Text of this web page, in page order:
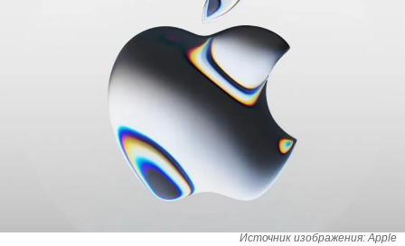
Источник изображения: Apple